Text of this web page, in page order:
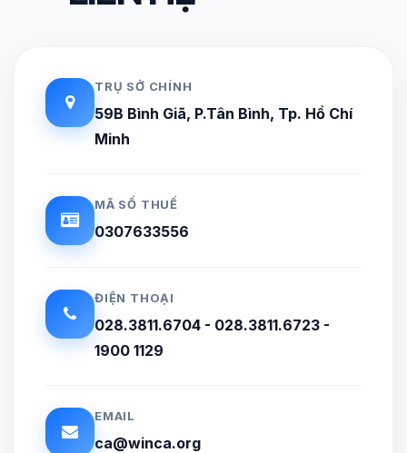
TRỤ SỞ CHÍNH
59B Bình Giã, P.Tân Bình, Tp. Hồ Chí
Minh
MÃ SỐ THUẾ
0307633556
ĐIỆN THOẠI
028.3811.6704 - 028.3811.6723 -
1900 1129
EMAIL
ca@winca.org